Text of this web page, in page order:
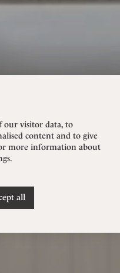
our visitor data, to
content and to give
more information about
all